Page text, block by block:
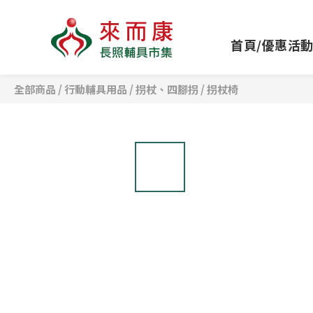
首頁/優惠活動
全部商品 /行動輔具用品 /拐杖、四腳拐 /拐杖椅